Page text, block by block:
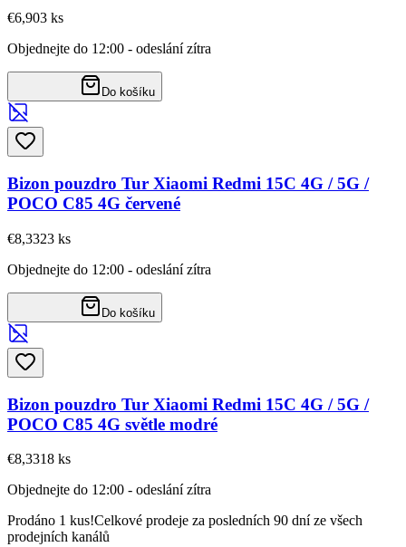
€6,903 ks
Objednejte do 12:00 - odeslání zítra
Do košíku
Bizon pouzdro Tur Xiaomi Redmi 15C 4G / 5G /
POCO C85 4G červené
€8,3323 ks
Objednejte do 12:00 - odeslání zítra
Do košíku
Bizon pouzdro Tur Xiaomi Redmi 15C 4G / 5G /
POCO C85 4G světle modré
€8,3318 ks
Objednejte do 12:00 - odeslání zítra
Prodáno 1 kus!Celkové prodeje za posledních 90 dní ze všech
prodejních kanálů